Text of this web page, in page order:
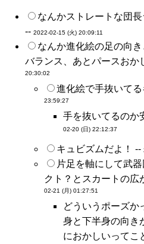
なんかストレートな団
-- 2022-02-15 (火) 20:09:11
なんか進化絵の足の向
バランス、あとパースおか
20:30:02
進化絵で手抜いて
23:59:27
手を抜いてるの
02-20 (日) 22:12:37
キュビズムだよ！ --
片足を軸にして武
クト？とスカートの広
02-21 (月) 01:27:51
どういうポーズか
身と下半身の向き
におかしいってこ